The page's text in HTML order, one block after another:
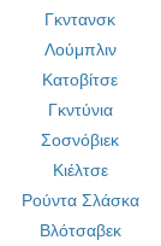
Γκντανσκ
Λούμπλιν
Κατοβίτσε
Γκντύνια
Σοσνόβιεκ
Κιέλτσε
Ρούντα Σλάσκα
Βλότσαβεκ